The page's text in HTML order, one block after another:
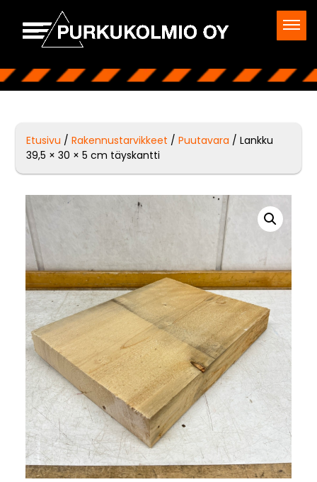
Etusivu /Rakennustarvikkeet /Puutavara / Lankku
39,5 × 30 × 5 cm täyskantti